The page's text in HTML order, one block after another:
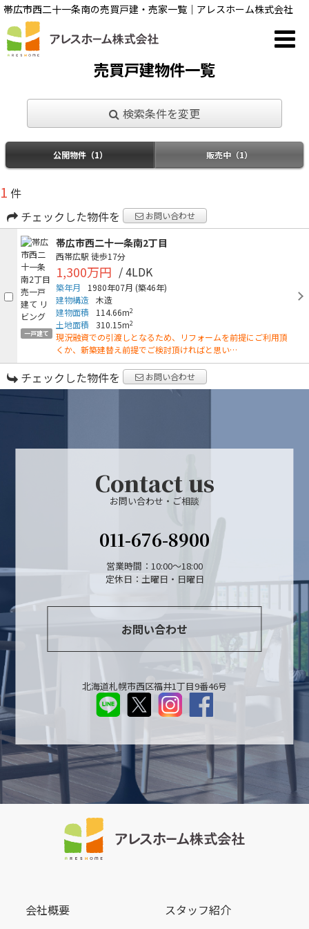
帯広市西二十一条南の売買戸建・売家一覧｜アレスホーム株式会社
売買戸建物件一覧
検索条件を変更
公開物件（1） 販売中（1）
1 件
チェックした物件を
お問い合わせ
一戸建て
帯広市西二十一条南2丁目
西帯広駅 徒歩17分
1,300万円 / 4LDK
築年月 1980年07月 (築46年)
建物構造 木造
建物面積
114.66m2
土地面積 310.15m2
現況融資での引渡しとなるため、リフォームを前提にご利用頂
くか、新築建替え前提でご検討頂ければと思い…
チェックした物件を お問い合わせ
Contact us
お問い合わせ・ご相談
011-676-8900
営業時間：10:00～18:00
定休日：土曜日・日曜日
お問い合わせ
北海道札幌市西区福井1丁目9番46号
会社概要 スタッフ紹介